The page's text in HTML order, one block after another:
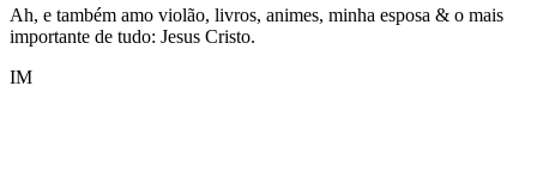
Ah, e também amo violão, livros, animes, minha esposa & o mais
importante de tudo: Jesus Cristo.
IM